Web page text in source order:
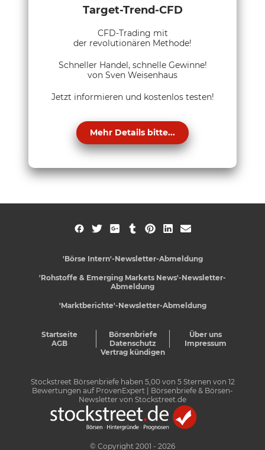
Target-Trend-CFD
CFD-Trading mit
der revolutionären Methode!
Schneller Handel, schnelle Gewinne!
von Sven Weisenhaus
Jetzt informieren und kostenlos testen!
Mehr Details bitte...
'Börse Intern'-Newsletter-Abmeldung
'Rohstoffe & Emerging Markets News'-Newsletter-
Abmeldung
'Marktberichte'-Newsletter-Abmeldung
Startseite Börsenbriefe
Über uns
AGB
Datenschutz
Impressum
Vertrag kündigen
Stockstreet Börsenbriefe haben 5,00von 5Sternen von 12
Bewertungen auf ProvenExpert | Börsenbriefe & Börsen-
Newsletter von Stockstreet.de
© Copyright 2001 - 2026